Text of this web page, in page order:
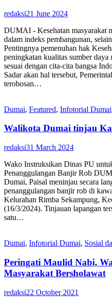
redaksi21 June 2024
DUMAI - Kesehatan masyarakat
dalam indeks pembangunan,
Pentingnya pemenuhan hak
peningkatan kualitas sumber
sesuai dengan cita-cita bangsa
Sadar akan hal tersebut,
terobosan…
Dumai, Featured, Infotorial Dumai
Walikota Dumai tinjau
redaksi31 March 2024
Wako Instruksikan Dinas PU
Penanggulangan Banjir Rob
Dumai, Paisal meninjau secara
penanggulangan banjir rob di
Kelurahan Rimba Sekampung,
(16/3/2024). Tinjauan lapangan
satu…
Dumai, Infotorial Dumai, Sosial
Peringati Maulid Nabi,
Masyarakat Bersholawat
redaksi22 October 2021